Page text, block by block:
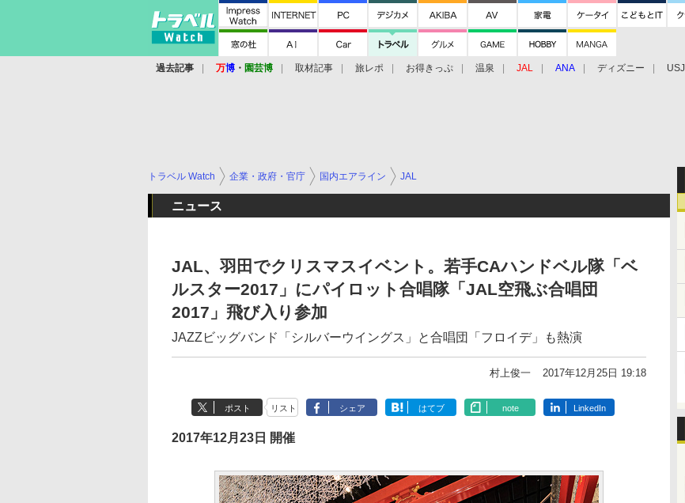
過去記事 万博 ・ 園芸博 取材記事 旅レポ お得きっぷ 温泉 JAL ANA ディズニー USJ
トラベル Watch 企業・政府・官庁 国内エアライン JAL
ニュース
JAL、羽田でクリスマスイベント。若手CAハンドベル隊「ベ
ルスター2017」にパイロット合唱隊「JAL空飛ぶ合唱団
2017」飛び入り参加
JAZZビッグバンド「シルバーウイングス」と合唱団「フロイデ」も熱演
村上俊一 2017年12月25日 19:18
ポスト リスト シェア はてブ note LinkedIn
2017年12月23日 開催